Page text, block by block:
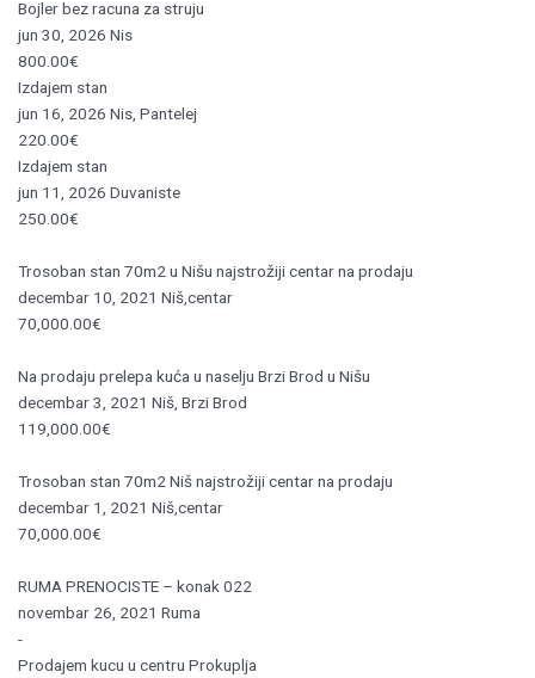
Bojler bez racuna za struju
jun 30, 2026 Nis
800.00€
Izdajem stan
jun 16, 2026 Nis, Pantelej
220.00€
Izdajem stan
jun 11, 2026 Duvaniste
250.00€
Trosoban stan 70m2 u Nišu najstrožiji centar na prodaju
decembar 10, 2021 Niš,centar
70,000.00€
Na prodaju prelepa kuća u naselju Brzi Brod u Nišu
decembar 3, 2021 Niš, Brzi Brod
119,000.00€
Trosoban stan 70m2 Niš najstrožiji centar na prodaju
decembar 1, 2021 Niš,centar
70,000.00€
RUMA PRENOCISTE – konak 022
novembar 26, 2021 Ruma
-
Prodajem kucu u centru Prokuplja